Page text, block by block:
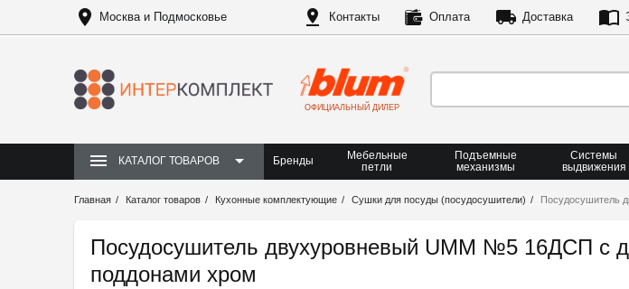
Москва и Подмосковье Контакты Оплата Доставка
ОФИЦИАЛЬНЫЙ ДИЛЕР
КАТАЛОГ ТОВАРОВ Бренды
Мебельные
петли
Подъемные
механизмы
Системы
выдвижения
Главная Каталог товаров Кухонные комплектующие Сушки для посуды (посудосушители) Посудосушитель
Посудосушитель двухуровневый UMM №5 16ДСП с
поддонами хром